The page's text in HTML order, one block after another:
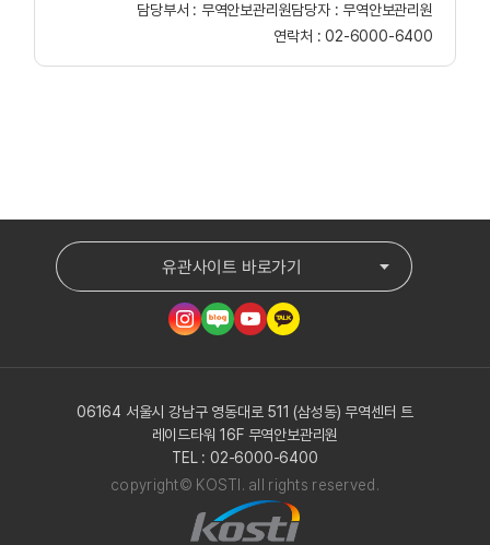
담당부서 : 무역안보관리원담당자 : 무역안보관리원
연락처 :02-6000-6400
유관사이트 바로가기
06164 서울시 강남구 영동대로 511 (삼성동) 무역센터 트
레이드타워 16F 무역안보관리원
TEL : 02-6000-6400
copyright© KOSTI. all rights reserved.